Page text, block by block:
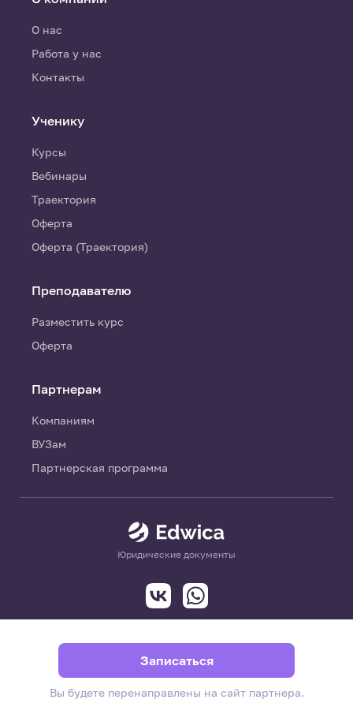
Записаться
Вы будете перенаправлены на сайт партнера.
Юридические документы
О нас
Работа у нас
Контакты
Ученику
Курсы
Вебинары
Траектория
Оферта
Оферта (Траектория)
Преподавателю
Разместить курс
Оферта
Партнерам
Компаниям
ВУЗам
Партнерская программа